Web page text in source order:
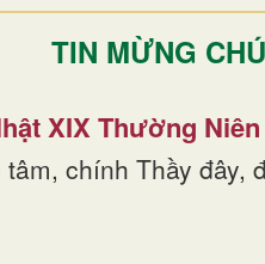
TIN MỪNG
XIX Thường
tâm, chính Thầy đây,